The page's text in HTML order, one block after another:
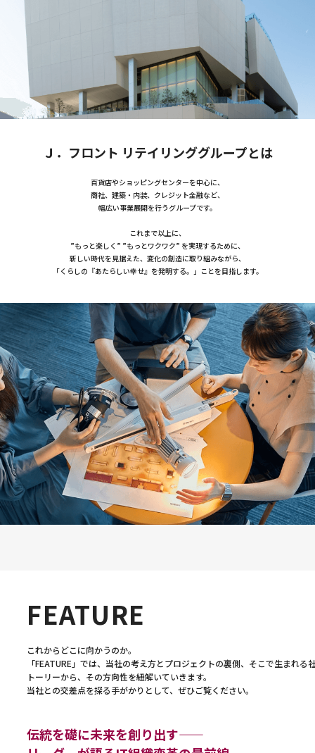
Ｊ．フロント リテイリンググループとは
百貨店やショッピングセンターを中心に、
商社、建築・内装、クレジット金融など、
幅広い事業展開を行うグループです。
これまで以上に、
”もっと楽しく” ”もっとワクワク” を実現するために、
新しい時代を見据えた、変化の創造に取り組みながら、
「くらしの『あたらしい幸せ』を発明する。」ことを目指します。
FEATURE
これからどこに向かうのか。
「FEATURE」では、当社の考え方とプロジェクトの裏側、そこで生まれる
トーリーから、その方向性を紐解いていきます。
当社との交差点を探る手がかりとして、ぜひご覧ください。
伝統を礎に未来を創り出す――